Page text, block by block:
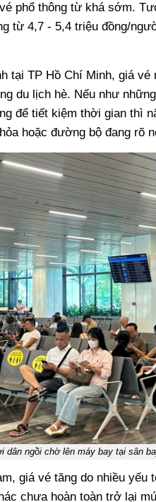
phổ thông từ khá sớm.
từ 4,7 - 5,4 triệu đồng/
tại TP Hồ Chí Minh, giá
du lịch hè. Nếu như
để tiết kiệm thời gian thì
hoặc đường bộ đang rõ
dân ngồi chờ lên máy bay tại sân
giá vé tăng do nhiều yếu
chưa hoàn toàn trở lại